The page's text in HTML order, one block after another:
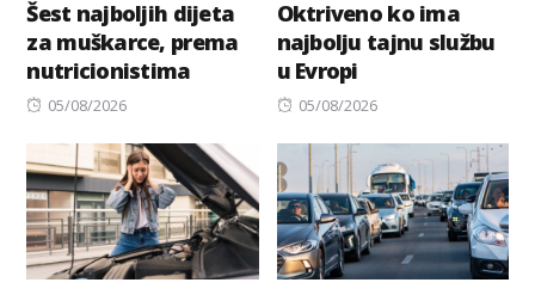
Šest najboljih dijeta
za muškarce, prema
nutricionistima
Posted
05/08/2026
Oktriveno ko ima
najbolju tajnu službu
u Evropi
Posted
05/08/2026